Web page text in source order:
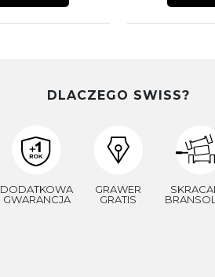
DLACZEGO SWISS?
DODATKOWA
GWARANCJA
GRAWER
GRATIS